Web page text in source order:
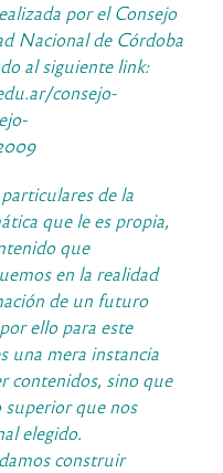
por el Consejo
Nacional de Córdoba
al siguiente link:
consejo-
de la
que le es propia,
que
en la realidad
de un futuro
ello para este
una mera instancia
contenidos, sino que
que nos
elegido.
construir